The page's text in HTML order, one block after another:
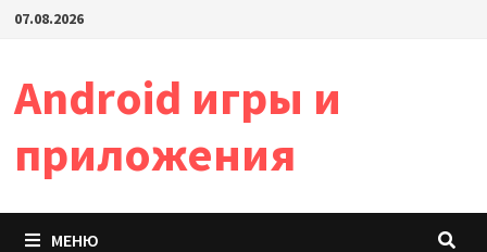
Перейти
07.08.2026
Android игры и
приложения
МЕНЮ